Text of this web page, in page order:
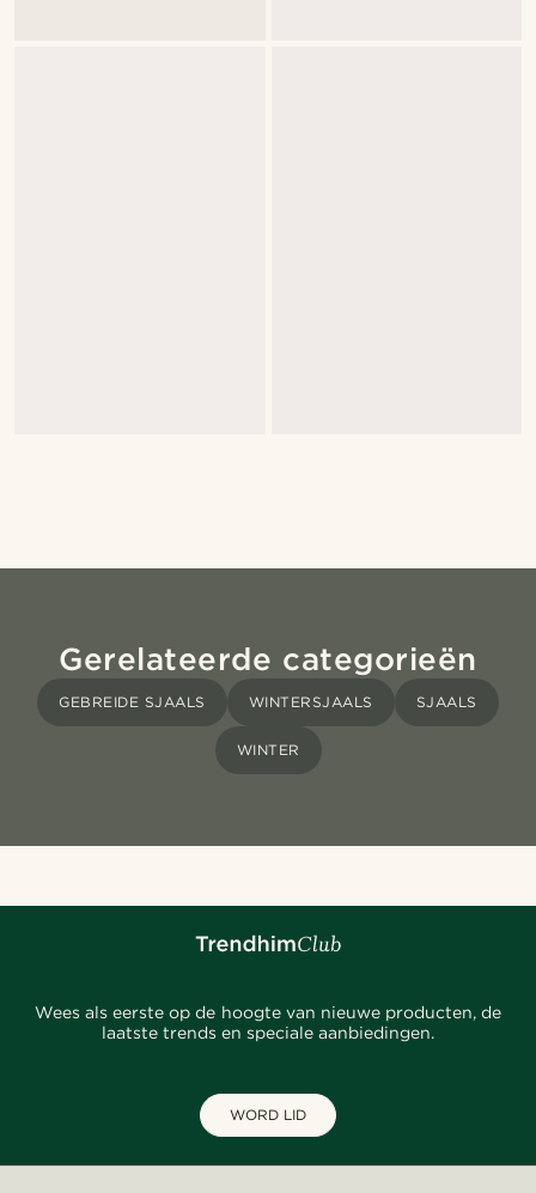
Gerelateerde categorieën
GEBREIDE SJAALS WINTERSJAALS SJAALS
WINTER
Wees als eerste op de hoogte van nieuwe producten, de
laatste trends en speciale aanbiedingen.
WORD LID